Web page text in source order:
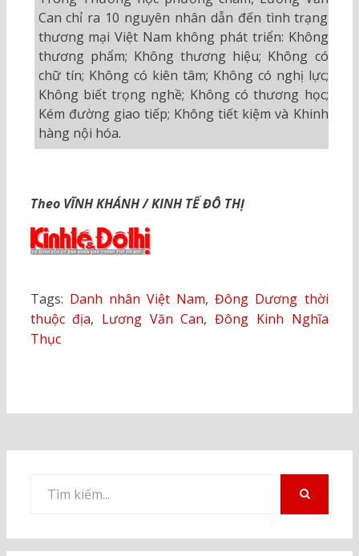
Can chỉ ra 10 nguyên nhân dẫn đến tình trạng
thương mại Việt Nam không phát triển: Không
thương phẩm; Không thương hiệu; Không có
chữ tín; Không có kiên tâm; Không có nghị lực;
Không biết trọng nghề; Không có thương học;
Kém đường giao tiếp; Không tiết kiệm và Khinh
hàng nội hóa.
Theo VĨNH KHÁNH / KINH TẾ ĐÔ THỊ
Tags: Danh nhân Việt Nam,Đông Dương thời
thuộc địa, Lương Văn Can,Đông Kinh Nghĩa
Thục
kiếm